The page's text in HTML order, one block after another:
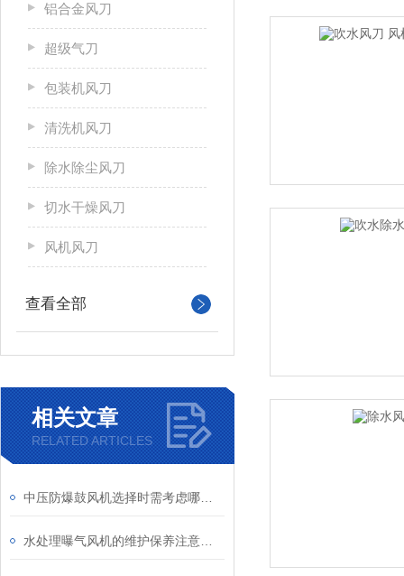
铝合金风刀
超级气刀
包装机风刀
清洗机风刀
除水除尘风刀
切水干燥风刀
风机风刀
查看全部
相关文章
RELATED ARTICLES